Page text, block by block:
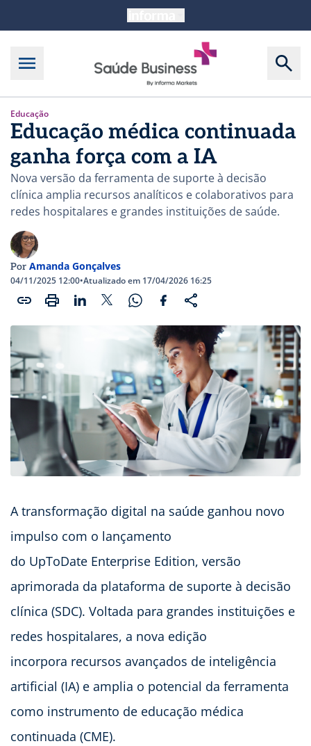
Educação
Educação médica continuada
ganha força com a IA
Nova versão da ferramenta de suporte à decisão
clínica amplia recursos analíticos e colaborativos para
redes hospitalares e grandes instituições de saúde.
Por Amanda Gonçalves
04/11/2025 12:00•Atualizado em 17/04/2026 16:25
A transformação digital na saúde ganhou novo
impulso com o lançamento
do UpToDate Enterprise Edition, versão
aprimorada da plataforma de suporte à decisão
clínica (SDC). Voltada para grandes instituições e
redes hospitalares, a nova edição
incorpora recursos avançados de inteligência
artificial (IA) e amplia o potencial da ferramenta
como instrumento de educação médica
continuada (CME).